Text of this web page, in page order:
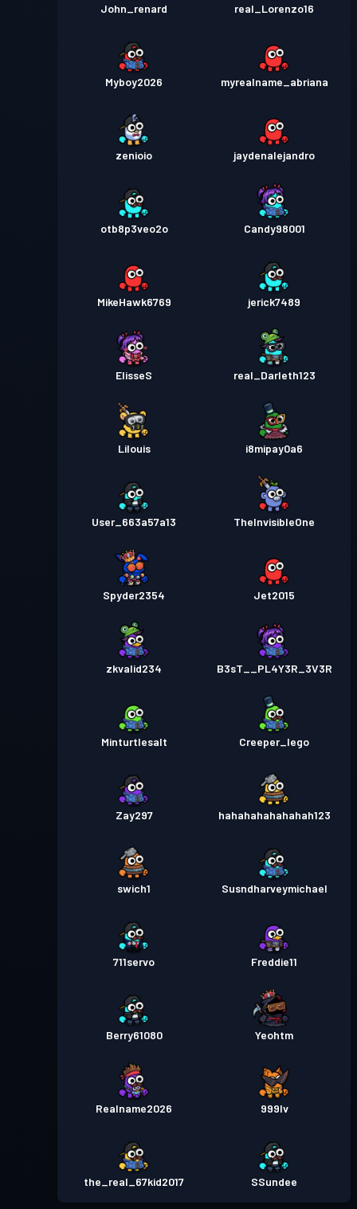
John_renard real_Lorenzo16
Myboy2026 myrealname_abriana
zenioio jaydenalejandro
otb8p3veo2o Candy98001
MikeHawk6769 jerick7489
ElisseS real_Darleth123
Lilouis i8mipay0a6
User_663a57a13 TheInvisibleOne
Spyder2354 Jet2015
zkvalid234 B3sT__PL4Y3R_3V3R
Minturtlesalt Creeper_lego
Zay297 hahahahahahahah123
swich1 Susndharveymichael
711servo Freddie11
Berry61080 Yeohtm
Realname2026 999lv
the_real_67kid2017 SSundee